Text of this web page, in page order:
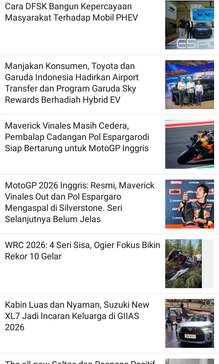
Cara DFSK Bangun Kepercayaan
Masyarakat Terhadap Mobil PHEV
Manjakan Konsumen, Toyota dan
Garuda Indonesia Hadirkan Airport
Transfer dan Program Garuda Sky
Rewards Berhadiah Hybrid EV
Maverick Vinales Masih Cedera,
Pembalap Cadangan Pol Espargarodi
Siap Bertarung untuk MotoGP Inggris
MotoGP 2026 Inggris: Resmi, Maverick
Vinales Out dan Pol Espargaro
Mengaspal di Silverstone. Seri
Selanjutnya Belum Jelas
WRC 2026: 4 Seri Sisa, Ogier Fokus Bikin
Rekor 10 Gelar
Kabin Luas dan Nyaman, Suzuki New
XL7 Jadi Incaran Keluarga di GIIAS
2026